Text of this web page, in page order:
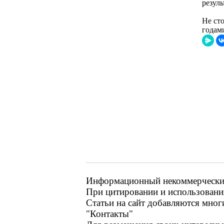
Не
Информационный
При цитировании и
Статьи на сайт добавляются
"Контакты"